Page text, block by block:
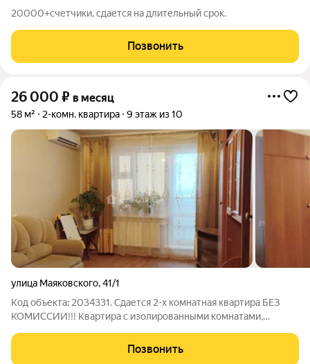
20000+счетчики, сдается на длительный срок.
Позвонить
26 000 ₽ в месяц
58 м² 2-комн. квартира 9 этаж из 10
улица Маяковского,41/1
Код объекта: 2034331. Сдается 2-х комнатная квартира БЕЗ
КОМИССИИ!!! Квартира с изолированными комнатами,
санузел, лоджия 7 метров! Квартира частично мебелирована,
есть встроенная кухоня с
Позвонить